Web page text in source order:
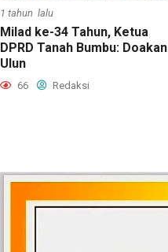
1 tahun lalu
Milad ke-34 Tahun, Ketua
DPRD Tanah Bumbu: Doakan
Ulun
66 Redaksi